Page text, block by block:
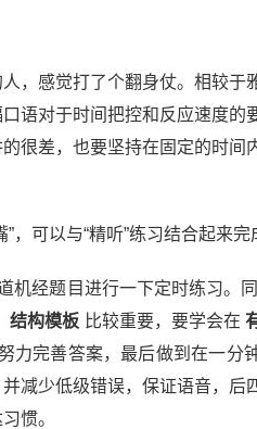
，感觉打了个翻身仗。相较于
语对于时间把控和反应速度的
很差，也要坚持在固定的时间
”，可以与“精听”练习结合起来完
机经题目进行一下定时练习。
结构模板 比较重要，要学会在
力完善答案，最后做到在一分
减少低级错误，保证语音，后
惯。